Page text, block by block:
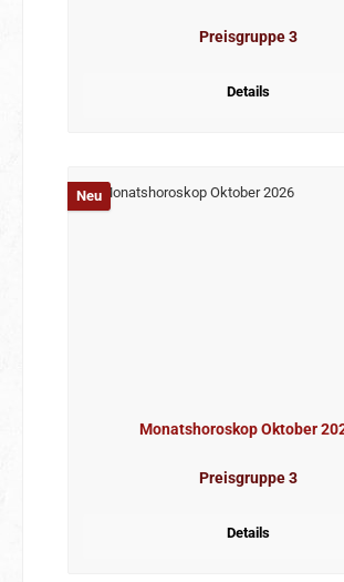
Preisgruppe 3
Details
Neu
Monatshoroskop Oktober
Preisgruppe 3
Details